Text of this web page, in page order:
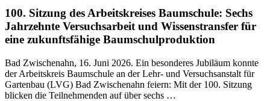
100. Sitzung des Arbeitskreises Baumschule: Sechs
Jahrzehnte Versuchsarbeit und Wissenstransfer für
eine zukunftsfähige Baumschulproduktion
Bad Zwischenahn, 16. Juni 2026. Ein besonderes Jubiläum konnte
der Arbeitskreis Baumschule an der Lehr- und Versuchsanstalt für
Gartenbau (LVG) Bad Zwischenahn feiern: Mit der 100. Sitzung
blicken die Teilnehmenden auf über sechs …